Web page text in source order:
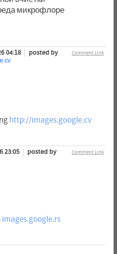
микрофлоре
Comment Link
04:18
posted by
http://images.google.cv
Comment Link
23:05
posted by
images.google.rs